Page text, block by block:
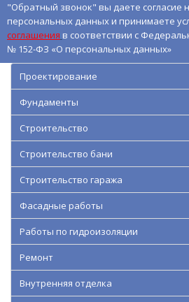
"Обратный звонок" вы даете согласие
персональных данных и принимаете
соглашения в соответствии с
№ 152-ФЗ «О персональных данных»
Проектирование
Фундаменты
Строительство
Строительство бани
Строительство гаража
Фасадные работы
Работы по гидроизоляции
Ремонт
Внутренняя отделка